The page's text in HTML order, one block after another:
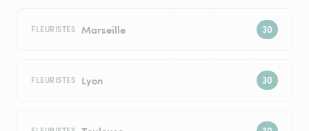
FLEURISTES Marseille
FLEURISTES Lyon